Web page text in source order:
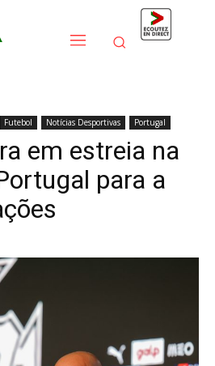
Futebol Notícias Desportivas Portugal
em estreia na
para a